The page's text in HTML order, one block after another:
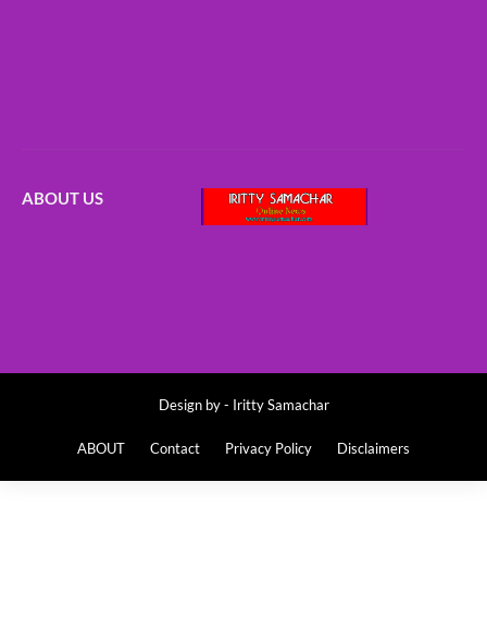
ABOUT US
Design by - Iritty Samachar
ABOUT Contact Privacy Policy Disclaimers